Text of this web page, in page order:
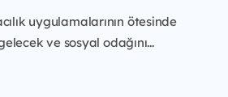
uygulamalarının ötesinde
ve sosyal odağını...